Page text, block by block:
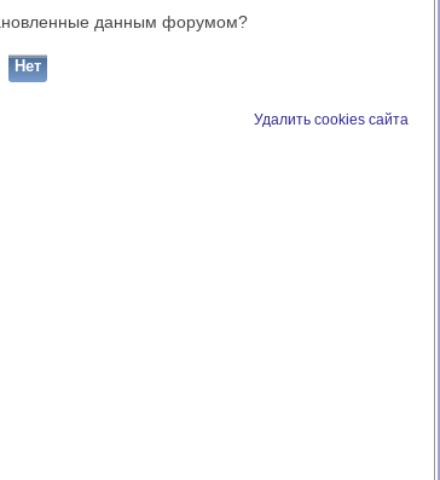
данным форумом?
Удалить cookies сайта